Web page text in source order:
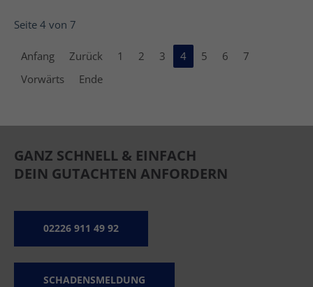
Seite 4 von 7
Anfang Zurück 1 2 3 4 5 6
7
Vorwärts
Ende
GANZ SCHNELL & EINFACH
DEIN GUTACHTEN ANFORDERN
02226 911 49 92
SCHADENSMELDUNG